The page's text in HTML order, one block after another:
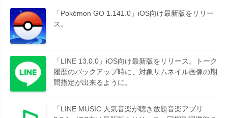
「Pokémon GO 1.141.0」iOS向け最新版をリリー
ス。
「LINE 13.0.0」iOS向け最新版をリリース。トーク
履歴のバックアップ時に、対象サムネイル画像の期
間指定が出来るように。
「LINE MUSIC 人気音楽が聴き放題音楽アプリ